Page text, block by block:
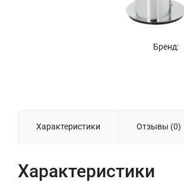
Бренд:
Характеристики Отзывы (0)
Характеристики